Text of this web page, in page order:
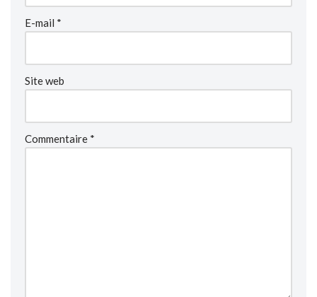
E-mail *
Site web
Commentaire *